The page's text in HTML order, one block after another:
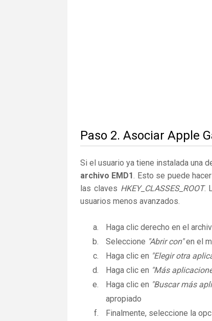
Paso 2. Asociar Apple
Si el usuario ya tiene instalada una
archivo EMD1. Esto se puede
las claves HKEY_CLASSES_ROOT.
usuarios menos avanzados.
Haga clic derecho en el
Seleccione "Abrir con"en el
Haga clic en "Elegir otra
Haga clic en "Más
Haga clic en "Buscar más
apropiado
Finalmente, seleccione la